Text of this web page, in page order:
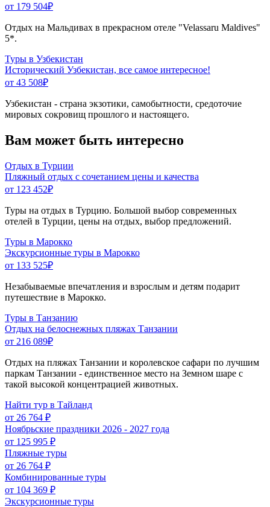
от 179 504₽
Отдых на Мальдивах в прекрасном отеле "Velassaru Maldives"
5*.
Туры в Узбекистан
Исторический Узбекистан, все самое интересное!
от 43 508₽
Узбекистан - страна экзотики, самобытности, средоточие
мировых сокровищ прошлого и настоящего.
Вам может быть интересно
Отдых в Турции
Пляжный отдых с сочетанием цены и качества
от 123 452₽
Туры на отдых в Турцию. Большой выбор современных
отелей в Турции, цены на отдых, выбор предложений.
Туры в Марокко
Экскурсионные туры в Марокко
от 133 525₽
Незабываемые впечатления и взрослым и детям подарит
путешествие в Марокко.
Туры в Танзанию
Отдых на белоснежных пляжах Танзании
от 216 089₽
Отдых на пляжах Танзании и королевское сафари по лучшим
паркам Танзании - единственное место на Земном шаре с
такой высокой концентрацией животных.
Найти тур в Тайланд
от 26 764 ₽
Ноябрьские праздники 2026 - 2027 года
от 125 995 ₽
Пляжные туры
от 26 764 ₽
Комбинированные туры
от 104 369 ₽
Экскурсионные туры